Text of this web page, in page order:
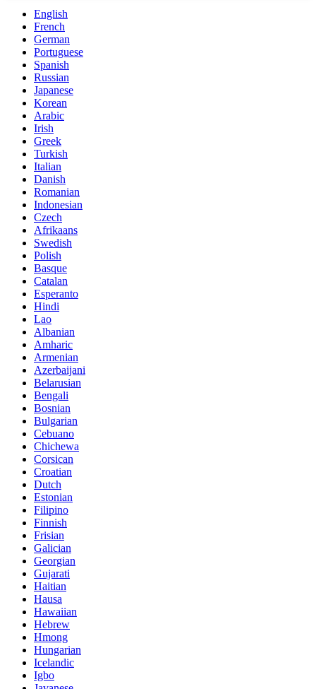
English
French
German
Portuguese
Spanish
Russian
Japanese
Korean
Arabic
Irish
Greek
Turkish
Italian
Danish
Romanian
Indonesian
Czech
Afrikaans
Swedish
Polish
Basque
Catalan
Esperanto
Hindi
Lao
Albanian
Amharic
Armenian
Azerbaijani
Belarusian
Bengali
Bosnian
Bulgarian
Cebuano
Chichewa
Corsican
Croatian
Dutch
Estonian
Filipino
Finnish
Frisian
Galician
Georgian
Gujarati
Haitian
Hausa
Hawaiian
Hebrew
Hmong
Hungarian
Icelandic
Igbo